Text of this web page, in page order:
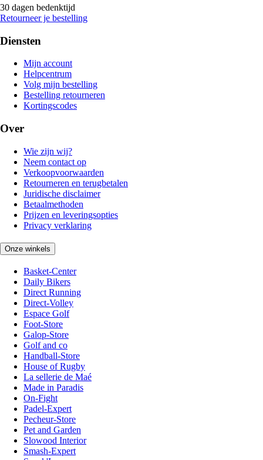
30 dagen bedenktijd
Retourneer je bestelling
Diensten
Mijn account
Helpcentrum
Volg mijn bestelling
Bestelling retourneren
Kortingscodes
Over
Wie zijn wij?
Neem contact op
Verkoopvoorwaarden
Retourneren en terugbetalen
Juridische disclaimer
Betaalmethoden
Prijzen en leveringsopties
Privacy verklaring
Onze winkels
Basket-Center
Daily Bikers
Direct Running
Direct-Volley
Espace Golf
Foot-Store
Galop-Store
Golf and co
Handball-Store
House of Rugby
La sellerie de Maé
Made in Paradis
On-Fight
Padel-Expert
Pecheur-Store
Pet and Garden
Slowood Interior
Smash-Expert